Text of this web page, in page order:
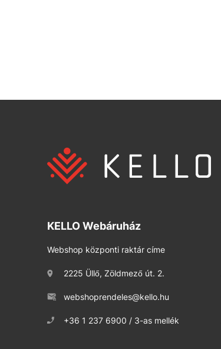
KELLO Webáruház
Webshop központi raktár címe
2225 Üllő, Zöldmező út. 2.
webshoprendeles@kello.hu
+36 1 237 6900 / 3-as mellék